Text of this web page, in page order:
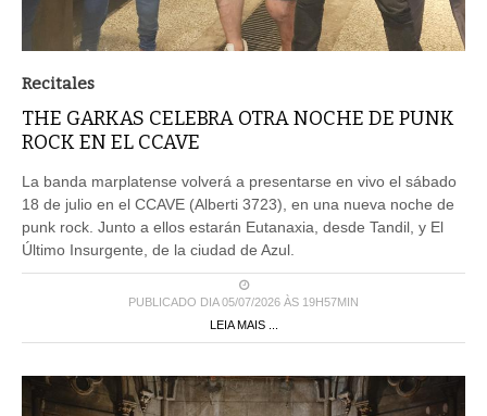
Recitales
THE GARKAS CELEBRA OTRA NOCHE DE PUNK
ROCK EN EL CCAVE
La banda marplatense volverá a presentarse en vivo el sábado
18 de julio en el CCAVE (Alberti 3723), en una nueva noche de
punk rock. Junto a ellos estarán Eutanaxia, desde Tandil, y El
Último Insurgente, de la ciudad de Azul.
PUBLICADO DIA 05/07/2026 ÀS 19H57MIN
LEIA MAIS ...